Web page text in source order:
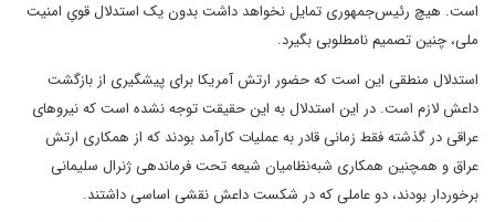
است. هیچ رئیس‌جمهوری تمایل نخواهد داشت بدون یک استدلال قویِ امنیت
ملی، چنین تصمیم نامطلوبی بگیرد.
استدلال منطقی این است که حضور ارتش آمریکا برای پیشگیری از بازگشت
داعش لازم است. در این استدلال به این حقیقت توجه نشده است که نیروهای
عراقی در گذشته فقط زمانی قادر به عملیات کارآمد بودند که از همکاری ارتش
عراق و همچنین همکاری شبه‌نظامیان شیعه‌ تحت فرماندهی ژنرال سلیمانی
برخوردار بودند، دو عاملی که در شکست داعش نقشی اساسی داشتند.